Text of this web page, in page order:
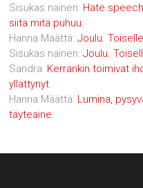
Sisukas nainen: Hate
siitä mitä puhuu.
Hanna Määttä:Joulu.
Sisukas nainen:Joulu.
Sandra: Kerrankin toimivat
yllättynyt.
Hanna Määttä: Lumina,
täyteaine.